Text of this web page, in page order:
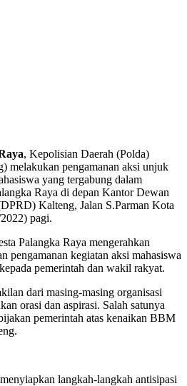
, Kepolisian Daerah (Polda)
melakukan pengamanan aksi unjuk
yang tergabung dalam
Raya di depan Kantor Dewan
Kalteng, Jalan S.Parman Kota
pagi.
Palangka Raya mengerahkan
pengamanan kegiatan aksi mahasiswa
pemerintah dan wakil rakyat.
dari masing-masing organisasi
orasi dan aspirasi. Salah satunya
pemerintah atas kenaikan BBM
langkah-langkah antisipasi